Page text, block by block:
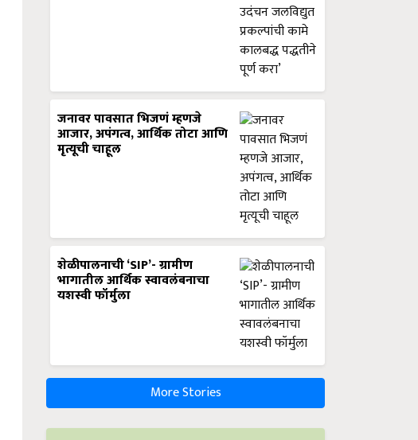
जनावर पावसात भिजणं म्हणजे
आजार, अपंगत्व, आर्थिक तोटा आणि
मृत्यूची चाहूल
शेळीपालनाची ‘SIP’- ग्रामीण
भागातील आर्थिक स्वावलंबनाचा
यशस्वी फॉर्मुला
More Stories